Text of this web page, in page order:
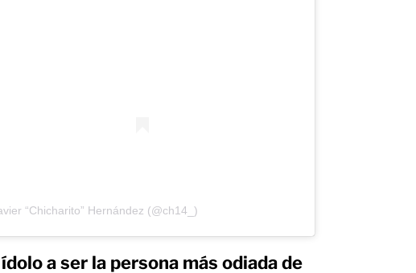
“Chicharito” Hernández (@ch14_)
a ser la persona más odiada de